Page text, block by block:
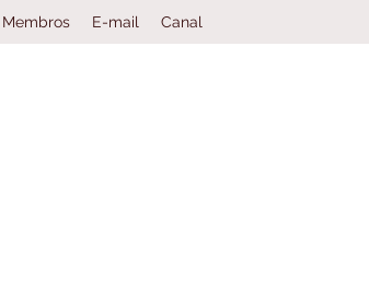
Membros E-mail Canal